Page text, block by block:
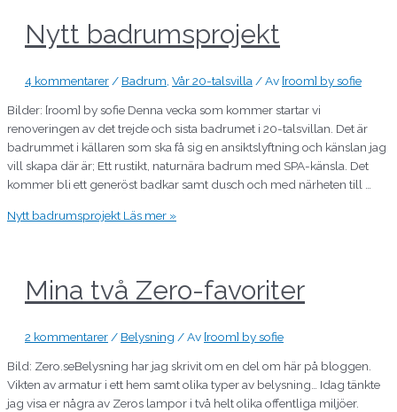
Nytt badrumsprojekt
4 kommentarer / Badrum Vår 20-talsvilla / Av [room] by sofie
Bilder: [room] by sofie Denna vecka som kommer startar vi
renoveringen av det trejde och sista badrumet i 20-talsvillan. Det är
badrummet i källaren som ska få sig en ansiktslyftning och känslan jag
vill skapa där är; Ett rustikt, naturnära badrum med SPA-känsla. Det
kommer bli ett generöst badkar samt dusch och med närheten till …
Nytt badrumsprojekt Läs mer »
Mina två Zero-favoriter
2 kommentarer / Belysning / Av [room] by sofie
Bild: Zero.seBelysning har jag skrivit om en del om här på bloggen.
Vikten av armatur i ett hem samt olika typer av belysning… Idag tänkte
jag visa er några av Zeros lampor i två helt olika offentliga miljöer.